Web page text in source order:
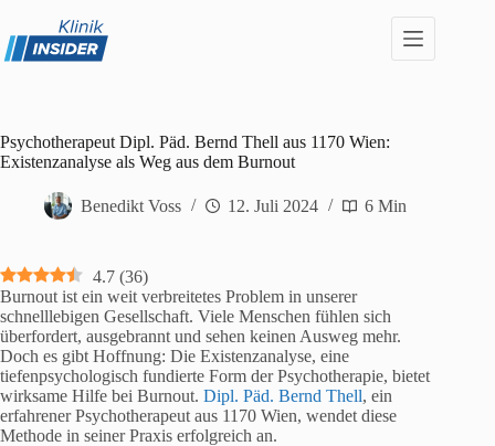
springen
Psychotherapeut Dipl. Päd. Bernd Thell aus 1170 Wien:
Existenzanalyse als Weg aus dem Burnout
Benedikt Voss 12. Juli 2024 6 Min
4.7 (36)
Burnout ist ein weit verbreitetes Problem in unserer
schnelllebigen Gesellschaft. Viele Menschen fühlen sich
überfordert, ausgebrannt und sehen keinen Ausweg mehr.
Doch es gibt Hoffnung: Die Existenzanalyse, eine
tiefenpsychologisch fundierte Form der Psychotherapie, bietet
wirksame Hilfe bei Burnout. Dipl. Päd. Bernd Thell, ein
erfahrener Psychotherapeut aus 1170 Wien, wendet diese
Methode in seiner Praxis erfolgreich an.